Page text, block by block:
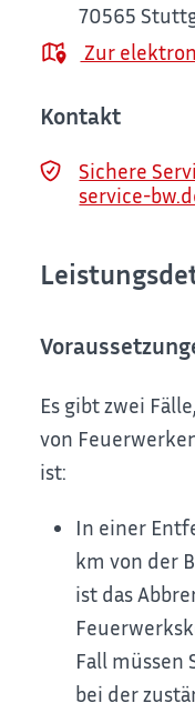
70565
Zur
Kontakt
Sichere
service-
Es gibt zwei
von
ist:
In einer
km von der
ist das
Fall müssen
bei der